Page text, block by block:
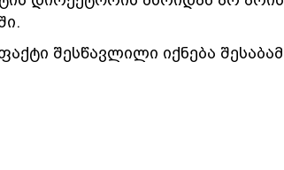
შესწავლილი იქნება